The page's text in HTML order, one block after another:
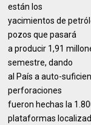
están los
yacimientos de
pozos que pasará
a producir 1,91
semestre, dando
al País a auto-
perforaciones
fueron hechas la
plataformas